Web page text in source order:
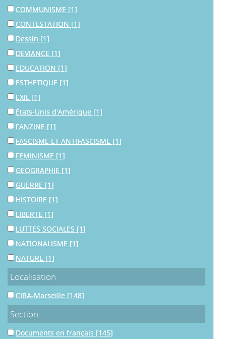
COMMUNISME [1]
CONTESTATION [1]
Dessin [1]
DEVIANCE [1]
EDUCATION [1]
ESTHETIQUE [1]
EXIL [1]
États-Unis d'Amérique [1]
FANZINE [1]
FASCISME ET ANTIFASCISME [1]
FEMINISME [1]
GEOGRAPHIE [1]
GUERRE [1]
HISTOIRE [1]
LIBERTE [1]
LUTTES SOCIALES [1]
NATIONALISME [1]
NATURE [1]
Localisation
CIRA-Marseille [148]
Section
Documents en français [145]